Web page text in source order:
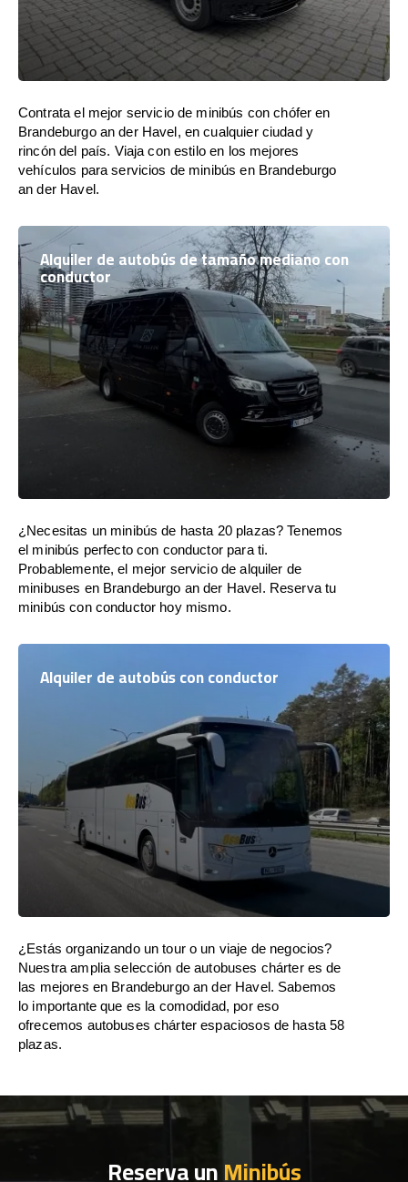
Contrata el mejor servicio de minibús con chófer en
Brandeburgo an der Havel, en cualquier ciudad y
rincón del país. Viaja con estilo en los mejores
vehículos para servicios de minibús en Brandeburgo
an der Havel.
Alquiler de autobús de tamaño mediano con
conductor
¿Necesitas un minibús de hasta 20 plazas? Tenemos
el minibús perfecto con conductor para ti.
Probablemente, el mejor servicio de alquiler de
minibuses en Brandeburgo an der Havel. Reserva tu
minibús con conductor hoy mismo.
Alquiler de autobús con conductor
¿Estás organizando un tour o un viaje de negocios?
Nuestra amplia selección de autobuses chárter es de
las mejores en Brandeburgo an der Havel. Sabemos
lo importante que es la comodidad, por eso
ofrecemos autobuses chárter espaciosos de hasta 58
plazas.
Reserva unMinibús